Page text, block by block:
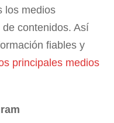
los medios
contenidos. Así
fiables y
principales medios